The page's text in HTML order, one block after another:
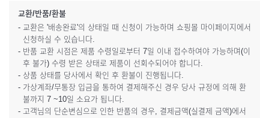
교환/반품/환불
- 교환은 '배송완료'의 상태일 때 신청이 가능하며 쇼핑몰 마이페이지에서
신청하실 수 있습니다.
- 반품 교환 시점은 제품 수령일로부터 7일 이내 접수하여야 가능하며(이
후 불가) 수령 받은 상태로 제품이 선회수되어야 합니다.
- 상품 상태를 당사에서 확인 후 환불이 진행됩니다.
- 가상계좌/무통장 입금을 통하여 결제해주신 경우 당사 규정에 의해 환
불까지 7 ~10일 소요가 됩니다.
- 고객님의 단순변심으로 인한 반품의 경우, 결제금액(실결제 금액)에서